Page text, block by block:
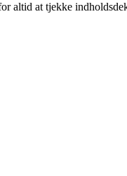
altid at tjekke